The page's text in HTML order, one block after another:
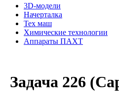
3D-модели
Начерталка
Тех маш
Химические технологии
Аппараты ПАХТ
Задача 226